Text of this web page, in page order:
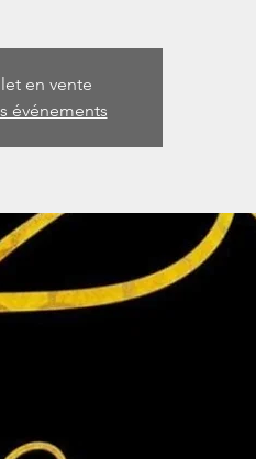
en vente
événements